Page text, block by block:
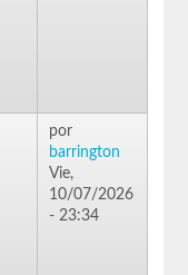
por
barrington
Vie,
10/07/2026
- 23:34